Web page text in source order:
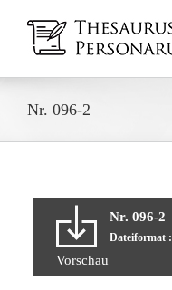
Inhalt
springen
Nr. 096-2
Nr. 096-2
Dateiformat :
Vorschau